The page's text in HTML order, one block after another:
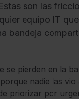
son las
equipo IT
bandeja
se pierden en la
nadie las vio
priorizar por